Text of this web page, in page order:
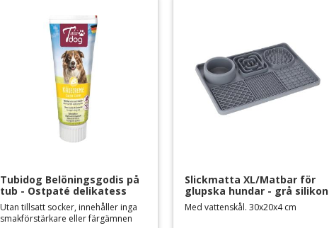
Tubidog Belöningsgodis på
tub - Ostpaté delikatess
Utan tillsatt socker, innehåller inga
smakförstärkare eller färgämnen
Slickmatta XL/Matbar för
glupska hundar - grå silikon
Med vattenskål. 30x20x4 cm